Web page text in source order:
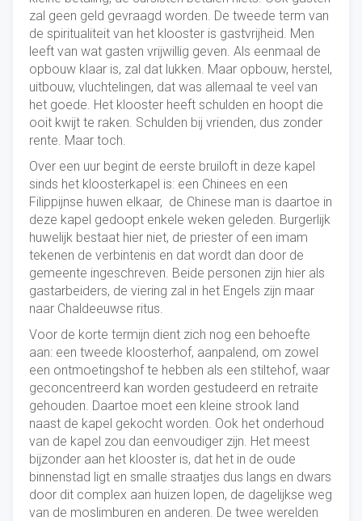
zal geen geld gevraagd worden. De tweede term van
de spiritualiteit van het klooster is gastvrijheid. Men
leeft van wat gasten vrijwillig geven. Als eenmaal de
opbouw klaar is, zal dat lukken. Maar opbouw, herstel,
uitbouw, vluchtelingen, dat was allemaal te veel van
het goede. Het klooster heeft schulden en hoopt die
ooit kwijt te raken. Schulden bij vrienden, dus zonder
rente. Maar toch.
Over een uur begint de eerste bruiloft in deze kapel
sinds het kloosterkapel is: een Chinees en een
Filippijnse huwen elkaar, de Chinese man is daartoe in
deze kapel gedoopt enkele weken geleden. Burgerlijk
huwelijk bestaat hier niet, de priester of een imam
tekenen de verbintenis en dat wordt dan door de
gemeente ingeschreven. Beide personen zijn hier als
gastarbeiders, de viering zal in het Engels zijn maar
naar Chaldeeuwse ritus.
Voor de korte termijn dient zich nog een behoefte
aan: een tweede kloosterhof, aanpalend, om zowel
een ontmoetingshof te hebben als een stiltehof, waar
geconcentreerd kan worden gestudeerd en retraite
gehouden. Daartoe moet een kleine strook land
naast de kapel gekocht worden. Ook het onderhoud
van de kapel zou dan eenvoudiger zijn. Het meest
bijzonder aan het klooster is, dat het in de oude
binnenstad ligt en smalle straatjes dus langs en dwars
door dit complex aan huizen lopen, de dagelijkse weg
van de moslimburen en anderen. De twee werelden